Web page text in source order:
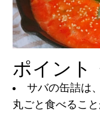
ポイント
サバの缶詰は
丸ごと食べるこ